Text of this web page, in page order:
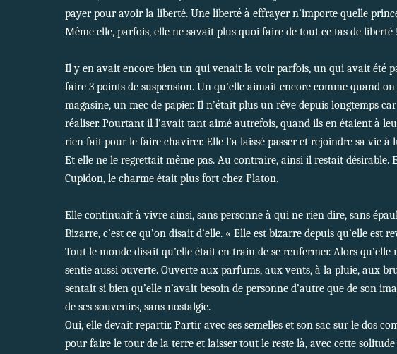
payer pour avoir la liberté. Une liberté à effrayer n’importe quelle
Même elle, parfois, elle ne savait plus quoi faire de tout ce tas de liberté
Il y en avait encore bien un qui venait la voir parfois, un qui avait été
faire 3 points de suspension. Un qu’elle aimait encore comme quand
magasine, un mec de papier. Il n’était plus un rêve depuis longtemps
réaliser. Pourtant il l’avait tant aimé autrefois, quand ils en étaient à
rien fait pour le faire chavirer. Elle l’a laissé passer et rejoindre sa vie à
Et elle ne le regrettait même pas. Au contraire, ainsi il restait désirable.
Cupidon, le charme était plus fort chez Platon.
Elle continuait à vivre ainsi, sans personne à qui ne rien dire, sans
Bizarre, c’est ce qu’on disait d’elle. « Elle est bizarre depuis qu’elle est
Tout le monde disait qu’elle était en train de se renfermer. Alors qu’elle
sentie aussi ouverte. Ouverte aux parfums, aux vents, à la pluie, aux
sentait si bien qu’elle n’avait besoin de personne d’autre que de son
de ses souvenirs, sans nostalgie.
Oui, elle devait repartir. Partir avec ses semelles et son sac sur le dos
pour faire le tour de la terre et laisser tout le reste là, avec cette solitude